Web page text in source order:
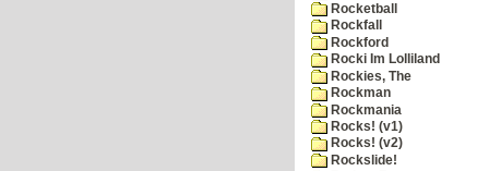
Rocketball
Rockfall
Rockford
Rocki Im Lolliland
Rockies, The
Rockman
Rockmania
Rocks! (v1)
Rocks! (v2)
Rockslide!